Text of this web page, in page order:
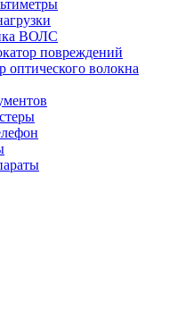
ВОЛС
повреждений
оптического волокна